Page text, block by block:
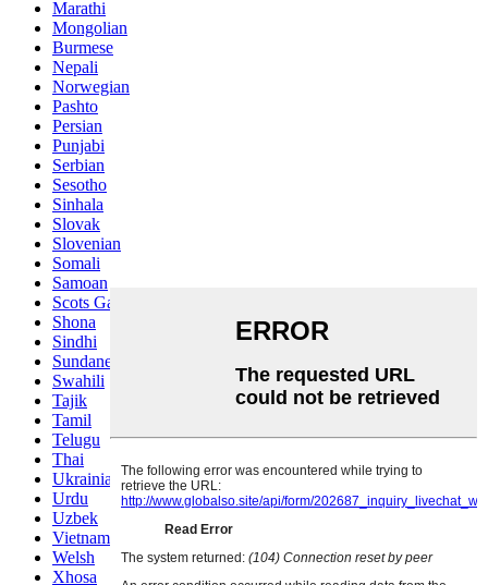
Marathi
Mongolian
Burmese
Nepali
Norwegian
Pashto
Persian
Punjabi
Serbian
Sesotho
Sinhala
Slovak
Slovenian
Somali
Samoan
Scots Gaelic
Shona
Sindhi
Sundanese
Swahili
Tajik
Tamil
Telugu
Thai
Ukrainian
Urdu
Uzbek
Vietnamese
Welsh
Xhosa